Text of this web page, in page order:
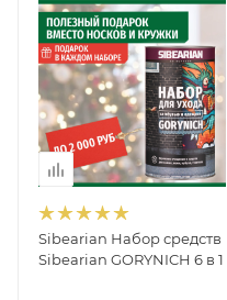
Sibearian Набор средств
Sibearian GORYNICH 6 в 1